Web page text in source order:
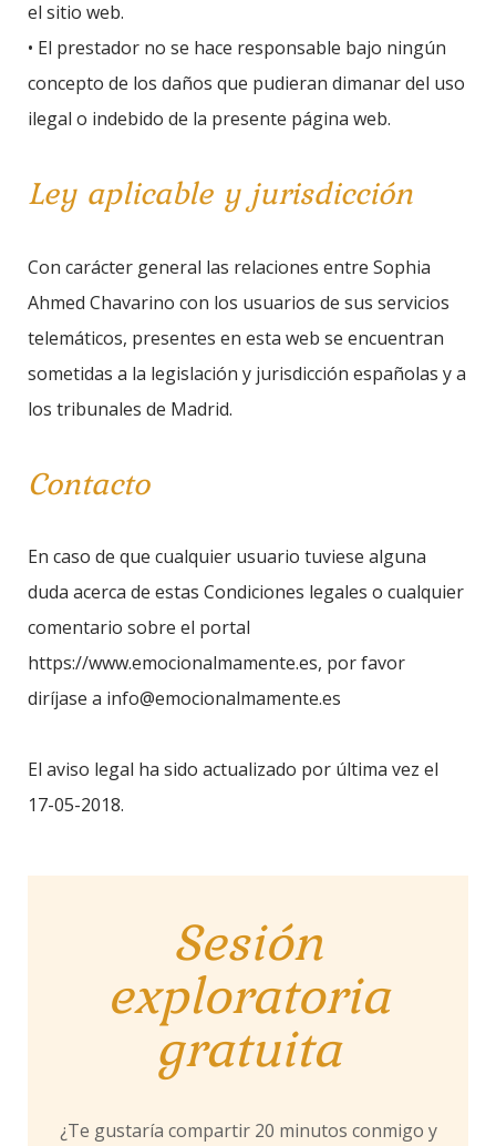
el sitio web.
• El prestador no se hace responsable bajo ningún
concepto de los daños que pudieran dimanar del uso
ilegal o indebido de la presente página web.
Ley aplicable y jurisdicción
Con carácter general las relaciones entre Sophia
Ahmed Chavarino con los usuarios de sus servicios
telemáticos, presentes en esta web se encuentran
sometidas a la legislación y jurisdicción españolas y a
los tribunales de Madrid.
Contacto
En caso de que cualquier usuario tuviese alguna
duda acerca de estas Condiciones legales o cualquier
comentario sobre el portal
https://www.emocionalmamente.es, por favor
diríjase a info@emocionalmamente.es
El aviso legal ha sido actualizado por última vez el
17-05-2018.
Sesión
exploratoria
gratuita
¿Te gustaría compartir 20 minutos conmigo y